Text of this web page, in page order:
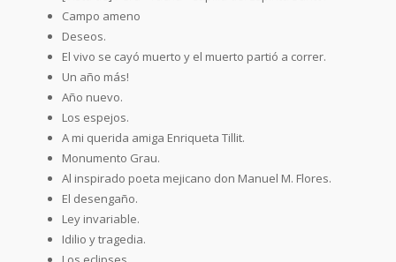
Campo ameno
Deseos.
El vivo se cayó muerto y el muerto partió a correr.
Un año más!
Año nuevo.
Los espejos.
A mi querida amiga Enriqueta Tillit.
Monumento Grau.
Al inspirado poeta mejicano don Manuel M. Flores.
El desengaño.
Ley invariable.
Idilio y tragedia.